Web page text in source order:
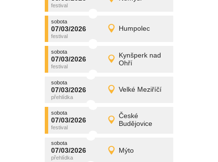
pátek Detail
sobota
07/03/2026 Humpolec
sobota
07/03/2026 Detail
promítání
sobota
07/03/2026
Kynšperk nad
Ohří
sobota
07/03/2026 Detail
promítání
sobota
07/03/2026 Velké Meziříčí
sobota
07/03/2026 Detail
promítání
sobota
07/03/2026
České
Budějovice
sobota
07/03/2026 Detail
promítání
sobota
07/03/2026 Mýto
sobota
07/03/2026 Detail
promítání